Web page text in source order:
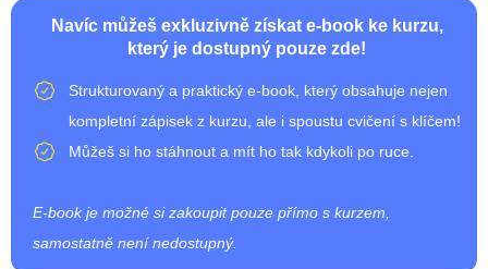
Navíc můžeš exkluzivně získat e-book ke kurzu,
který je dostupný pouze zde!
Strukturovaný a praktický e-book, který obsahuje nejen
kompletní zápisek z kurzu, ale i spoustu cvičení s klíčem!
Můžeš si ho stáhnout a mít ho tak kdykoli po ruce.
E-book je možné si zakoupit pouze přímo s kurzem,
samostatně není nedostupný.